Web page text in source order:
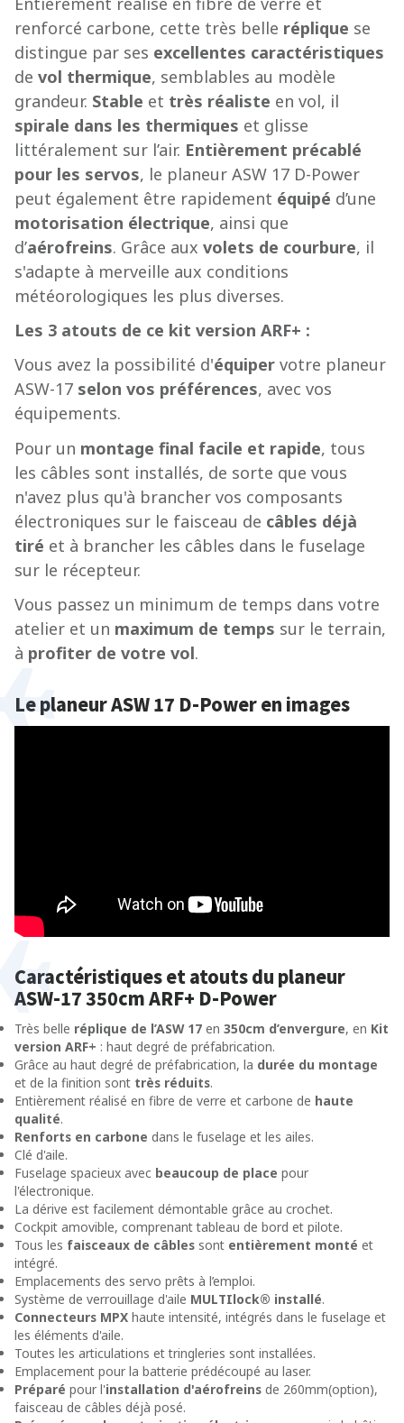
renforcé carbone, cette très belle réplique se
distingue par ses excellentes caractéristiques
de vol thermique, semblables au modèle
grandeur. Stable et très réaliste en vol, il
spirale dans les thermiques et glisse
littéralement sur l’air. Entièrement précablé
pour les servos, le planeur ASW 17 D-Power
peut également être rapidement équipé d’une
motorisation électrique, ainsi que
d’aérofreins. Grâce aux volets de courbure, il
s'adapte à merveille aux conditions
météorologiques les plus diverses.
Les 3 atouts de ce kit version ARF+ :
Vous avez la possibilité d'équiper votre planeur
ASW-17 selon vos préférences, avec vos
équipements.
Pour un montage final facile et rapide, tous
les câbles sont installés, de sorte que vous
n'avez plus qu'à brancher vos composants
électroniques sur le faisceau de câbles déjà
tiré et à brancher les câbles dans le fuselage
sur le récepteur.
Vous passez un minimum de temps dans votre
atelier et un maximum de temps sur le terrain,
à profiter de votre vol.
Le planeur ASW 17 D-Power en images
Caractéristiques et atouts du planeur
ASW-17 350cm ARF+ D-Power
Très belle réplique de l’ASW 17 en 350cm d’envergure, en Kit
version ARF+ : haut degré de préfabrication.
Grâce au haut degré de préfabrication, la durée du montage
et de la finition sont très réduits.
Entièrement réalisé en fibre de verre et carbone de haute
qualité.
Renforts en carbone dans le fuselage et les ailes.
Clé d'aile.
Fuselage spacieux avec beaucoup de place pour
l'électronique.
La dérive est facilement démontable grâce au crochet.
Cockpit amovible, comprenant tableau de bord et pilote.
Tous les faisceaux de câbles sont entièrement monté et
intégré.
Emplacements des servo prêts à l’emploi.
Système de verrouillage d'aile MULTIlock® installé.
Connecteurs MPX haute intensité, intégrés dans le fuselage et
les éléments d'aile.
Toutes les articulations et tringleries sont installées.
Emplacement pour la batterie prédécoupé au laser.
Préparé pour l'installation d'aérofreins de 260mm(option),
faisceau de câbles déjà posé.